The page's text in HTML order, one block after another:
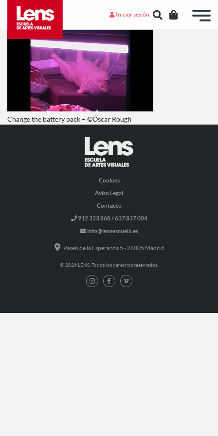
Iniciar sesión
Change the battery pack – ©Óscar Rough
Cookies
Aviso Legal
Contacto
912 323 868 / 637 837 004
info@lensescuela.es
Paseo de la Esperanza 5 - 28005 Madrid
© 2026 LENS. Todos los derechos reservados.